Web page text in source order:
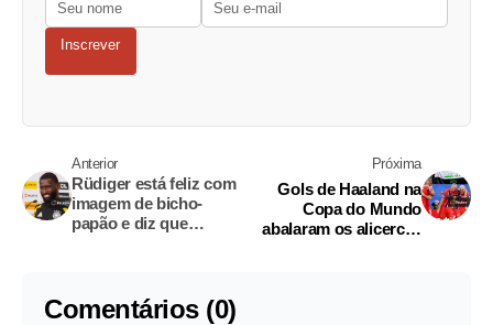
Inscrever
Anterior
Rüdiger está feliz com
imagem de bicho-
papão e diz que
Próxima
Gols de Haaland na
Copa do Mundo
abalaram os alicerces
Comentários (0)